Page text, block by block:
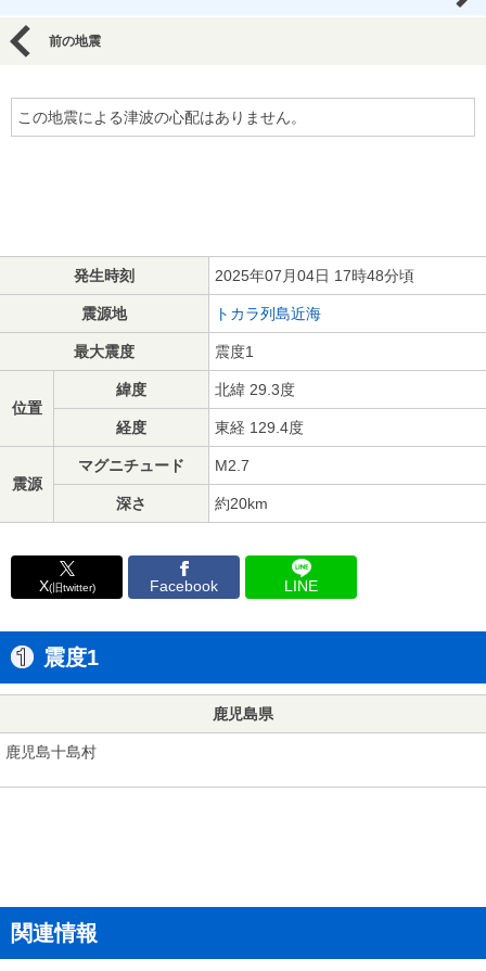
前の地震
この地震による津波の心配はありません。
発生時刻 2025年07月04日 17時48分頃
震源地 トカラ列島近海
最大震度 震度1
位置
緯度 北緯 29.3度
経度 東経 129.4度
震源
マグニチュード M2.7
深さ 約20km
X(旧twitter) Facebook LINE
震度1
鹿児島県
鹿児島十島村
関連情報